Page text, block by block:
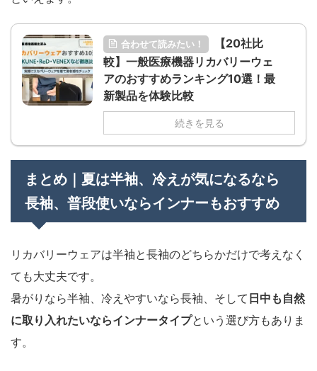
合わせて読みたい！
【20社比
較】一般医療機器リカバリーウェ
アのおすすめランキング10選！最
新製品を体験比較
続きを見る
まとめ｜夏は半袖、冷えが気になるなら
長袖、普段使いならインナーもおすすめ
リカバリーウェアは半袖と長袖のどちらかだけで考えなく
ても大丈夫です。
暑がりなら半袖、冷えやすいなら長袖、そして 日中も自然
に取り入れたいならインナータイプという選び方もありま
す。